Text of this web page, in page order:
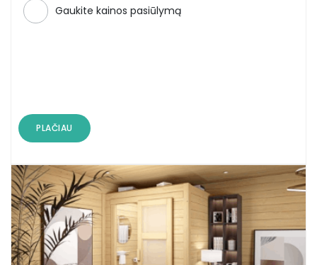
Gaukite kainos pasiūlymą
PLAČIAU